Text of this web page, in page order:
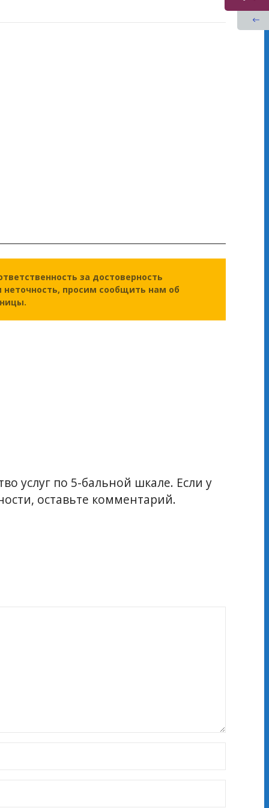
за достоверность
просим сообщить нам об
услуг по 5-бальной шкале. Если у
оставьте комментарий.